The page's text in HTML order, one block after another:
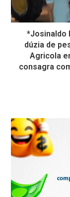
*Josinaldo
dúzia de
Agricola
consagra